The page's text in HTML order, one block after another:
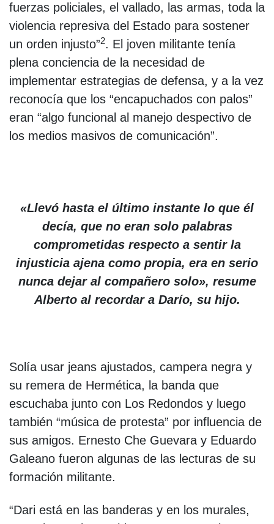
fuerzas policiales, el vallado, las armas, toda la
violencia represiva del Estado para sostener
un orden injusto”2. El joven militante tenía
plena conciencia de la necesidad de
implementar estrategias de defensa, y a la vez
reconocía que los “encapuchados con palos”
eran “algo funcional al manejo despectivo de
los medios masivos de comunicación”.
«Llevó hasta el último instante lo que él
decía, que no eran solo palabras
comprometidas respecto a sentir la
injusticia ajena como propia, era en serio
nunca dejar al compañero solo», resume
Alberto al recordar a Darío, su hijo.
Solía usar jeans ajustados, campera negra y
su remera de Hermética, la banda que
escuchaba junto con Los Redondos y luego
también “música de protesta” por influencia de
sus amigos. Ernesto Che Guevara y Eduardo
Galeano fueron algunas de las lecturas de su
formación militante.
“Dari está en las banderas y en los murales,